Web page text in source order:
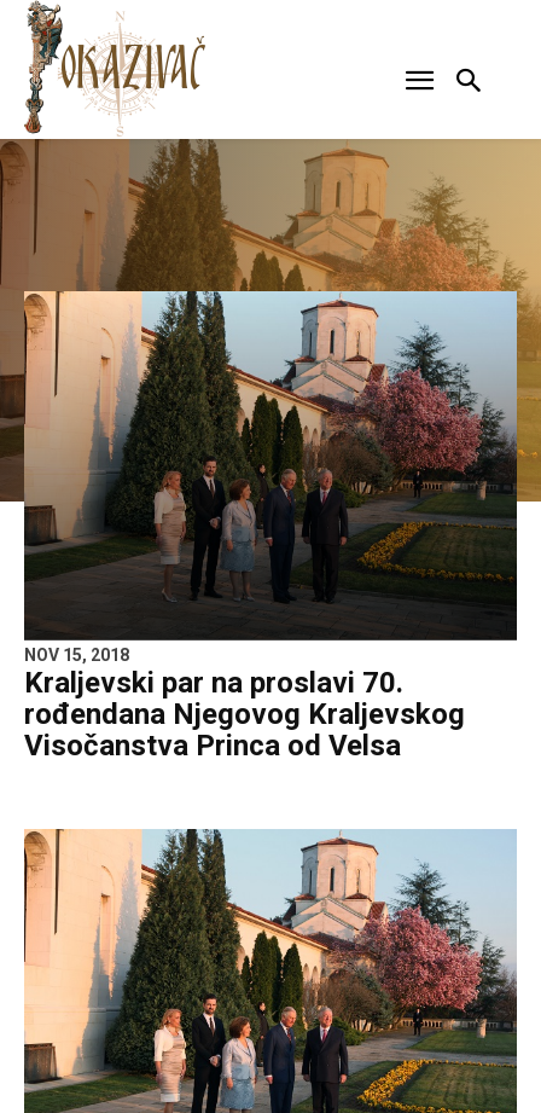
NOV 15, 2018
Kraljevski par na proslavi 70.
rođendana Njegovog Kraljevskog
Visočanstva Princa od Velsa